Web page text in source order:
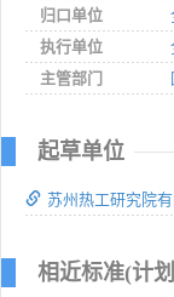
归口单位
执行单位
主管部门
起草单位
苏州热工研究院
相近标准(计